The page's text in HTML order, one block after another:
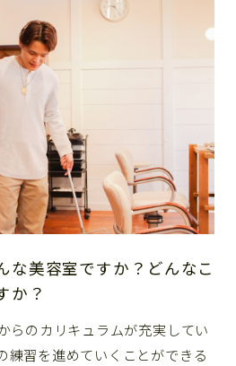
な美容室ですか？どんなこ
か？
らのカリキュラムが充実してい
練習を進めていくことができる